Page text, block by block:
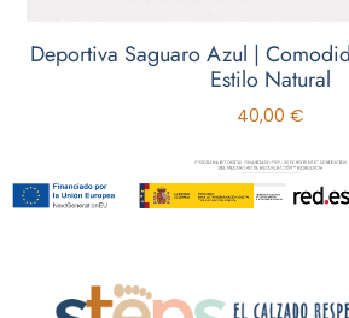
Deportiva Saguaro Azul |
Estilo Natural
40,00 €